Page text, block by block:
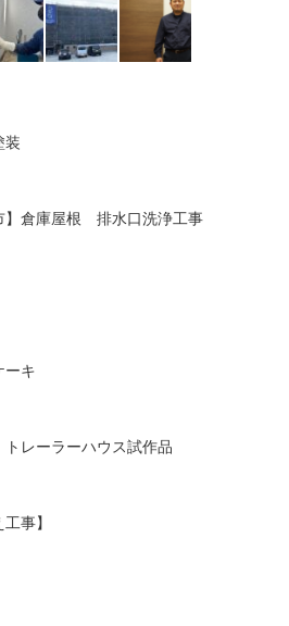
装
】倉庫屋根 排水口洗浄工事
ーキ
レーラーハウス試作品
事】